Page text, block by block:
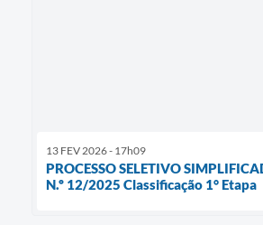
13 FEV 2026 - 17h09
PROCESSO SELETIVO
N.º 12/2025 Classificação 1° Etapa